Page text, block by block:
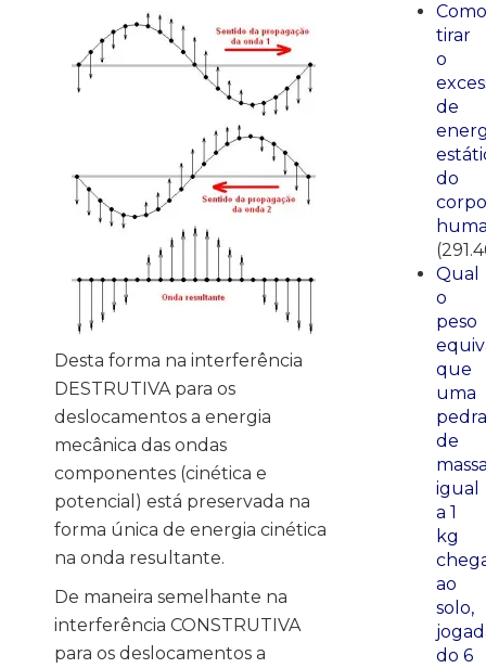
Desta forma na interferência
DESTRUTIVA para os
deslocamentos a energia
mecânica das ondas
componentes (cinética e
potencial) está preservada na
forma única de energia cinética
na onda resultante.
De maneira semelhante na
interferência CONSTRUTIVA
para os deslocamentos a
Como
tirar
o
de
do
corpo
Qual
o
peso
que
uma
pedra
de
igual
a 1
kg
ao
solo,
do 6